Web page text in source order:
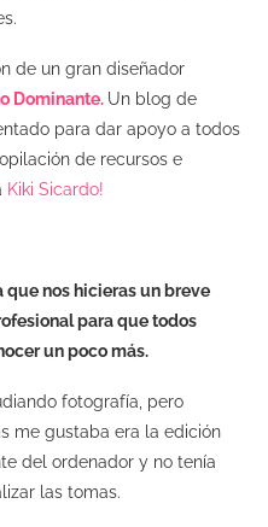
de un gran diseñador
Dominante. Un blog de
para dar apoyo a todos
de recursos e
Kiki Sicardo!
que nos hicieras un breve
para que todos
un poco más.
fotografía, pero
me gustaba era la edición
del ordenador y no tenía
las tomas.